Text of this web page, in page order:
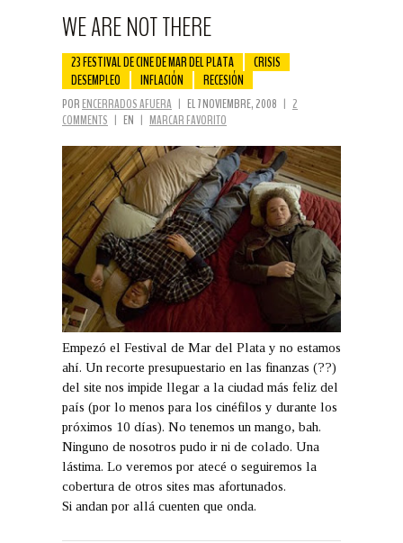
WE ARE NOT THERE
23 FESTIVAL DE CINE DE MAR DEL PLATA
CRISIS
DESEMPLEO
INFLACIÓN RECESIÓN
POR ENCERRADOS AFUERA | EL 7 NOVIEMBRE, 2008 | 2
COMMENTS | EN | MARCAR FAVORITO
Empezó el Festival de Mar del Plata y no estamos
ahí. Un recorte presupuestario en las finanzas (??)
del site nos impide llegar a la ciudad más feliz del
país (por lo menos para los cinéfilos y durante los
próximos 10 días). No tenemos un mango, bah.
Ninguno de nosotros pudo ir ni de colado. Una
lástima. Lo veremos por atecé o seguiremos la
cobertura de otros sites mas afortunados.
Si andan por allá cuenten que onda.